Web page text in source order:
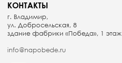
КОНТАКТЫ
г. Владимир,
ул. Добросельская, 8
здание фабрики «Победа», 1 этаж
info@napobede.ru